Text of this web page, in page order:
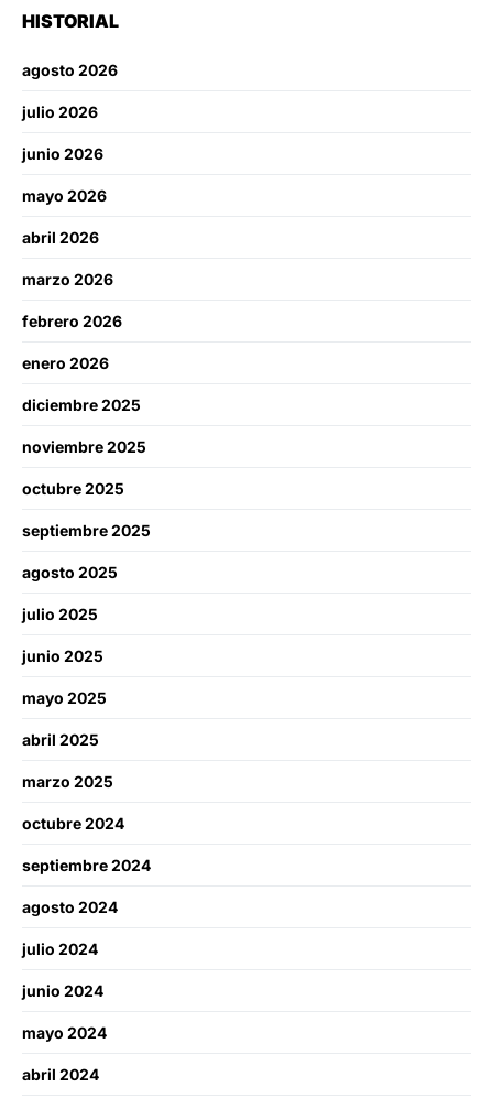
HISTORIAL
agosto 2026
julio 2026
junio 2026
mayo 2026
abril 2026
marzo 2026
febrero 2026
enero 2026
diciembre 2025
noviembre 2025
octubre 2025
septiembre 2025
agosto 2025
julio 2025
junio 2025
mayo 2025
abril 2025
marzo 2025
octubre 2024
septiembre 2024
agosto 2024
julio 2024
junio 2024
mayo 2024
abril 2024